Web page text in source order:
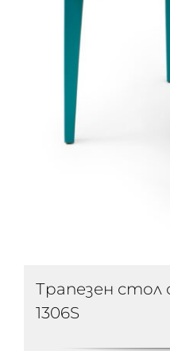
Трапезен стол
1306S